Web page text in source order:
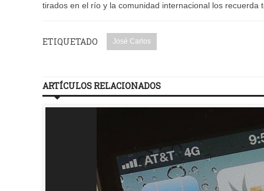
tirados en el río y la comunidad internacional los recuerda
ETIQUETADO José Carlos
ARTÍCULOS RELACIONADOS